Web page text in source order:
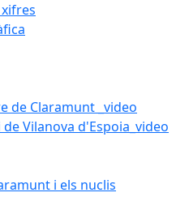
de Claramunt _video
Vilanova d'Espoia_video
i els nuclis